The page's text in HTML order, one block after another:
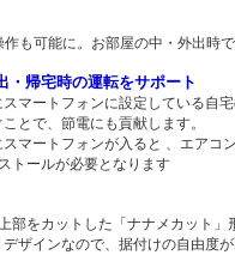
も可能に。お部屋の中・外出時
・帰宅時の運転をサポート
マートフォンに設定している
とで、節電にも貢献します。
マートフォンが入ると 、エア
トールが必要となります
部をカットした「ナナメカット」
ザインなので、据付けの自由度